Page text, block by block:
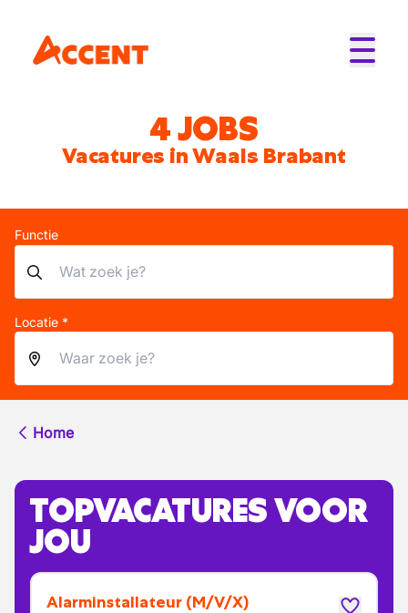
4 JOBS
Vacatures in Waals Brabant
Functie
Locatie *
Home
TOPVACATURES VOOR
JOU
Alarminstallateur (M/V/X)